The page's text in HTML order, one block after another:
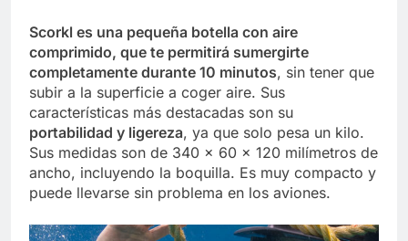
Scorkl es una pequeña botella con aire
comprimido, que te permitirá sumergirte
completamente durante 10 minutos, sin tener que
subir a la superficie a coger aire. Sus
características más destacadas son su
portabilidad y ligereza, ya que solo pesa un kilo.
Sus medidas son de 340 x 60 x 120 milímetros de
ancho, incluyendo la boquilla. Es muy compacto y
puede llevarse sin problema en los aviones.